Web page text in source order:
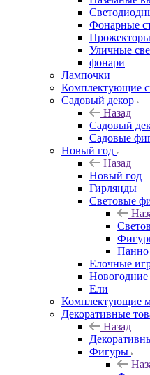
Фонарные
Прожекторы
Уличные
фонари
Лампочки
Комплектующие
Садовый декор
Назад
Садовый
Садовые
Новый год
Назад
Новый год
Гирлянды
Световые
Елочные
Ели
Комплектующие
Декоративные
Назад
Фигуры